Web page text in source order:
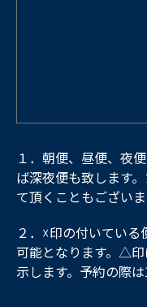
１．朝便、昼便、夜
ば深夜便も致します
て頂くこともござい
２．☓印の付いてい
可能となります。△
示します。予約の際